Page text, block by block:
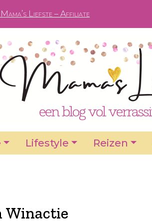
Liefste – Affiliate
Lifestyle Reizen
Winactie